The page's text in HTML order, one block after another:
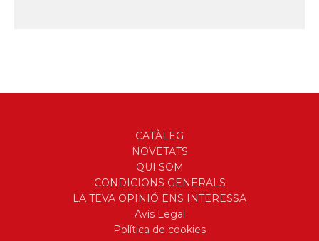
CATÀLEG
NOVETATS
QUI SOM
CONDICIONS GENERALS
LA TEVA OPINIÓ ENS INTERESSA
Avís Legal
Política de cookies